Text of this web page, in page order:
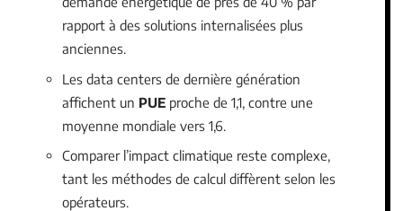
rapport à des solutions internalisées plus
anciennes.
Les data centers de dernière génération
affichent un PUE proche de 1,1, contre une
moyenne mondiale vers 1,6.
Comparer l’impact climatique reste complexe,
tant les méthodes de calcul diffèrent selon les
opérateurs.